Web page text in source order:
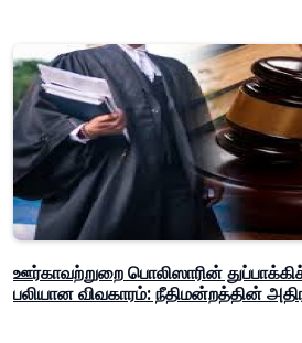
ஊர்காவற்றுறை பொலிஸாரின்
பலியான விவகாரம்: நீதிமன்றத்தின்